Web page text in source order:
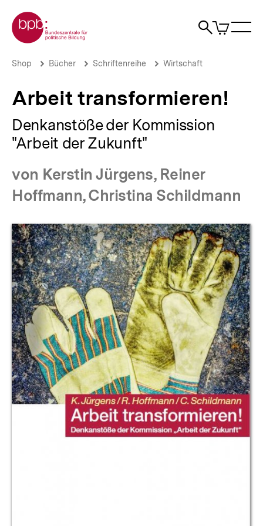
zum
Seiteninhalt
springen
Zur Startseite der bpb
Suche
Artikel
im
Arbeit
bpb.de
Brotkrümelnavigation
Pfadnavigation
Shop Bücher Schriftenreihe Wirtschaft
Arbeit transformieren!
Denkanstöße der Kommission
"Arbeit der Zukunft"
von Kerstin Jürgens, Reiner
Hoffmann, Christina Schildmann
Produktvorschau